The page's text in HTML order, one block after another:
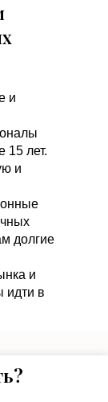
и
15 лет.
и
долгие
и
идти в